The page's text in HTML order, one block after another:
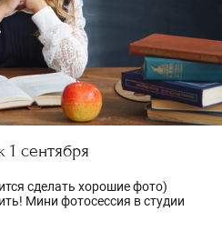
1 сентября
сделать хорошие фото)
Мини фотосессия в студии